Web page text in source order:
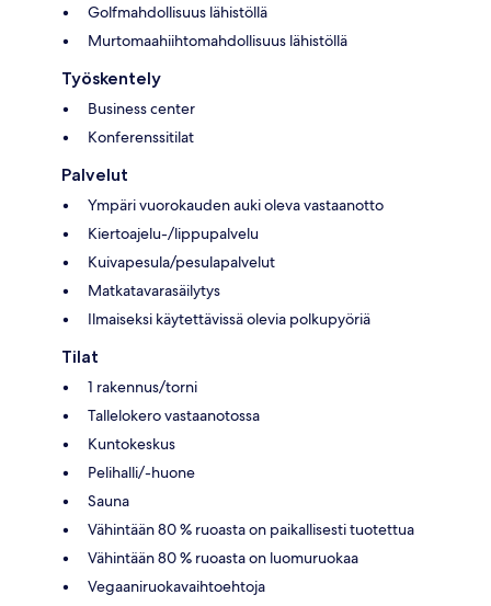
Golfmahdollisuus lähistöllä
Murtomaahiihtomahdollisuus lähistöllä
Työskentely
Business center
Konferenssitilat
Palvelut
Ympäri vuorokauden auki oleva vastaanotto
Kiertoajelu-/lippupalvelu
Kuivapesula/pesulapalvelut
Matkatavarasäilytys
Ilmaiseksi käytettävissä olevia polkupyöriä
Tilat
1 rakennus/torni
Tallelokero vastaanotossa
Kuntokeskus
Pelihalli/-huone
Sauna
Vähintään 80 % ruoasta on paikallisesti tuotettua
Vähintään 80 % ruoasta on luomuruokaa
Vegaaniruokavaihtoehtoja